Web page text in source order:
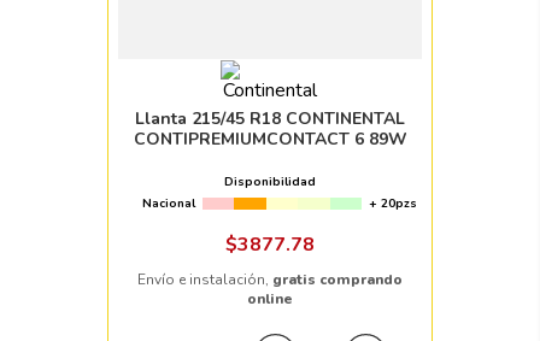
Llanta 215/45 R18 CONTINENTAL
CONTIPREMIUMCONTACT 6 89W
Disponibilidad
Nacional
+ 20pzs
$3877.78
Envío e instalación, gratis comprando
online